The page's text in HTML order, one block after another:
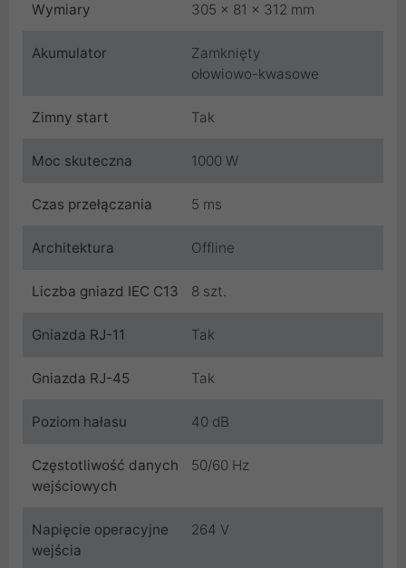
Wymiary 305 x 81 x 312 mm
Akumulator
Zamknięty
ołowiowo-kwasowe
Zimny start Tak
Moc skuteczna 1000 W
Czas przełączania 5 ms
Architektura Offline
Liczba gniazd IEC C13 8 szt.
Gniazda RJ-11 Tak
Gniazda RJ-45 Tak
Poziom hałasu 40 dB
Częstotliwość danych
wejściowych
50/60 Hz
Napięcie operacyjne
wejścia
264 V